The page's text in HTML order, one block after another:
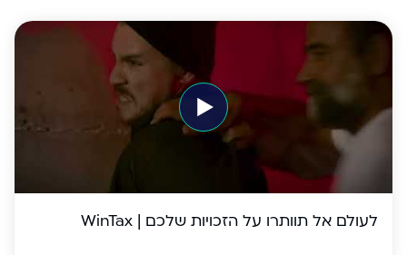
לעולם אל תוותרו על הזכויות שלכם | WinTax